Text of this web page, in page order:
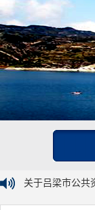
关于吕梁市公共